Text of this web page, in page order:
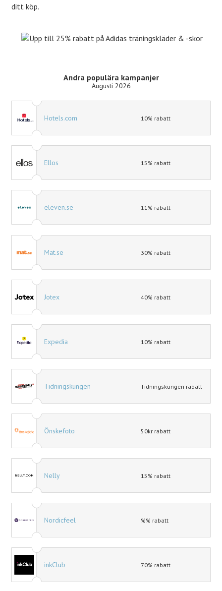
ditt köp.
Andra populära kampanjer
Augusti 2026
Hotels.com 10% rabatt
Ellos 15% rabatt
eleven.se 11% rabatt
Mat.se 30% rabatt
Jotex 40% rabatt
Expedia 10% rabatt
Tidningskungen Tidningskungen rabatt
Önskefoto 50kr rabatt
Nelly 15% rabatt
Nordicfeel %% rabatt
inkClub 70% rabatt